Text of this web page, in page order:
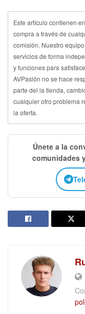
Este artículo contienen
compra a través de
comisión. Nuestro
servicios de forma
y funciones para
AVPasión no se hace
parte del la tienda,
cualquier otro problema
la oferta.
Únete a la
comunidades